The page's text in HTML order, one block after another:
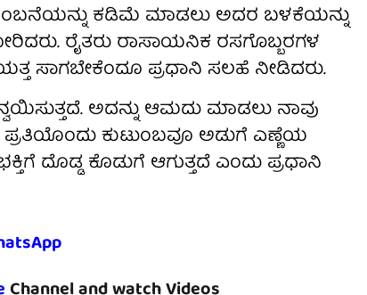
ಕಡಿಮೆ ಮಾಡಲು ಅದರ ಬಳಕೆಯನ್ನು
ರೈತರು ರಾಸಾಯನಿಕ ರಸಗೊಬ್ಬರಗಳ
ಸಾಗಬೇಕೆಂದೂ ಪ್ರಧಾನಿ ಸಲಹೆ ನೀಡಿದರು.
ಅದನ್ನು ಆಮದು ಮಾಡಲು ನಾವು
ಕುಟುಂಬವೂ ಅಡುಗೆ ಎಣ್ಣೆಯ
ದೊಡ್ಡ ಕೊಡುಗೆ ಆಗುತ್ತದೆ ಎಂದು ಪ್ರಧಾನಿ